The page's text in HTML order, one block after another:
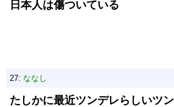
日本人は傷ついている
27: ななし
たしかに最近ツンデレらしいツ